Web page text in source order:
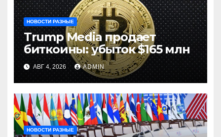
НОВОСТИ РАЗНЫЕ
Trump Media продает
биткоины: убыток $165 млн
АВГ 4, 2026 ADMIN
НОВОСТИ РАЗНЫЕ